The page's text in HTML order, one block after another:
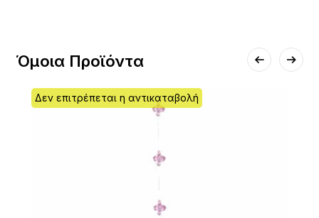
Όμοια Προϊόντα
Δεν επιτρέπεται η αντικαταβολή